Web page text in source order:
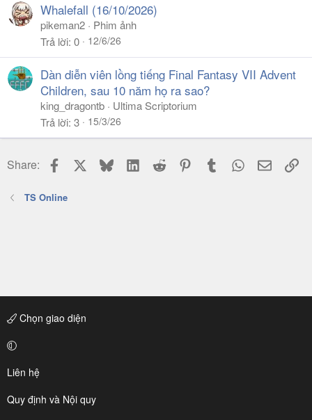
Whalefall (16/10/2026)
pikeman2
Phim ảnh
Trả lời 0 12/6/26
Dàn diễn viên lồng tiếng Final Fantasy VII Advent
Children, sau 10 năm họ ra sao?
king_dragontb
Ultima Scriptorium
Trả lời 3 15/3/26
Share: Facebook BlueskyLinkedIn
Reddit PinterestTumblr WhatsApp
Email
TS Online
Chọn giao diện
Liên hệ
Quy định và Nội quy